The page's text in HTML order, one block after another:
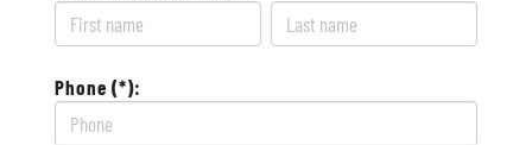
Phone (*):